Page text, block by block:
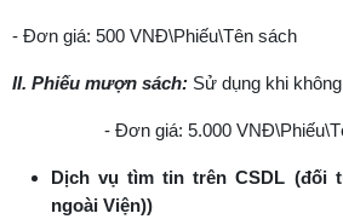
- Đơn giá: 500 VNĐ\Phiếu\Tên sách
II. Phiếu mượn sách: Sử dụng khi
- Đơn giá: 5.000
Dịch vụ tìm tin trên CSDL (đối
ngoài Viện))